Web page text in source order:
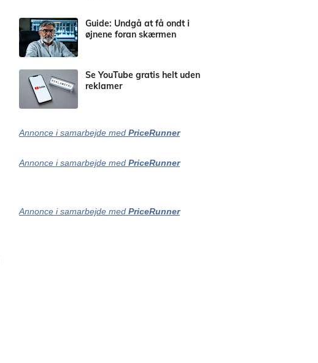
Guide: Undgå at få ondt i
øjnene foran skærmen
Se YouTube gratis helt uden
reklamer
Annonce i samarbejde med PriceRunner
Annonce i samarbejde med PriceRunner
Annonce i samarbejde med PriceRunner